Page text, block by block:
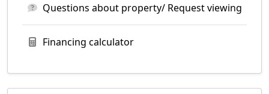
Questions about property/ Request viewing
Financing calculator